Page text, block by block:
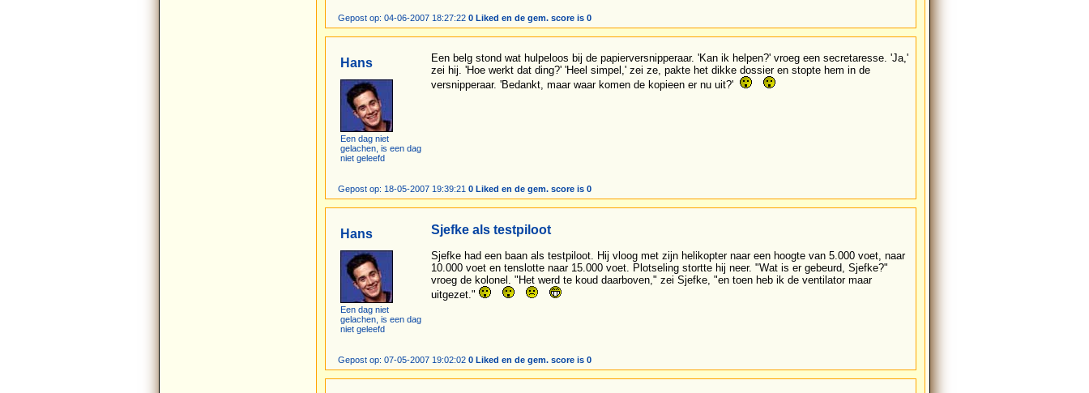
Gepost op: 04-06-2007 18:27:22 0 Liked en de gem. score is 0
Hans
Een dag niet
gelachen, is een dag
niet geleefd
Een belg stond wat hulpeloos bij de papierversnipperaar. 'Kan ik helpen?' vroeg een secretaresse. 'Ja,'
zei hij. 'Hoe werkt dat ding?' 'Heel simpel,' zei ze, pakte het dikke dossier en stopte hem in de
versnipperaar. 'Bedankt, maar waar komen de kopieen er nu uit?'
Gepost op: 18-05-2007 19:39:21 0 Liked en de gem. score is 0
Hans
Een dag niet
gelachen, is een dag
niet geleefd
Sjefke als testpiloot
Sjefke had een baan als testpiloot. Hij vloog met zijn helikopter naar een hoogte van 5.000 voet, naar
10.000 voet en tenslotte naar 15.000 voet. Plotseling stortte hij neer. "Wat is er gebeurd, Sjefke?"
vroeg de kolonel. "Het werd te koud daarboven," zei Sjefke, "en toen heb ik de ventilator maar
uitgezet."
Gepost op: 07-05-2007 19:02:02 0 Liked en de gem. score is 0